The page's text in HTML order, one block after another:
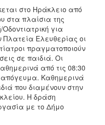
στο Ηράκλειο από
στα πλαίσια της
για
Πλατεία Ελευθερίας οι
πραγματοποιούν
σε παιδιά. Οι
από τις 08:30
απόγευμα. Καθημερινά
που διαμένουν στην
Η δράση
με το Δήμο